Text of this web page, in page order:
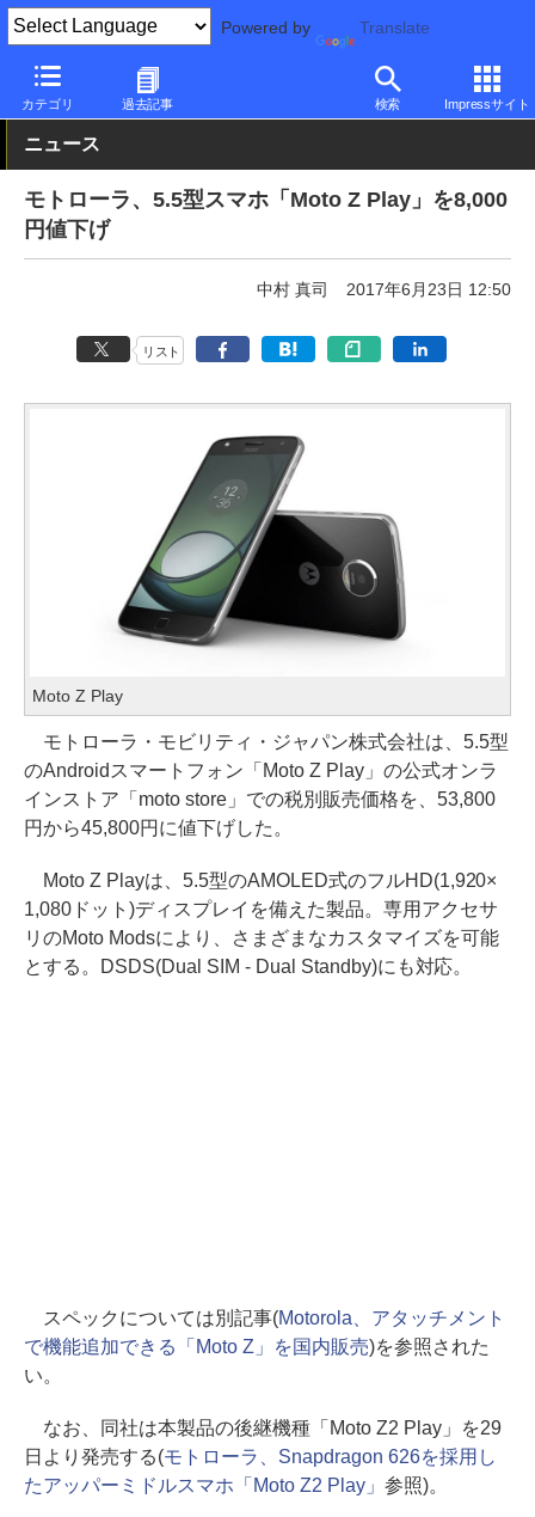
Powered by Translate
カテゴリ 過去記事 検索 Impressサイト
PC Watch パソコン/タブレット/スマートフォン スマートフォン
ニュース
モトローラ、5.5型スマホ「Moto Z Play」を8,000
円値下げ
中村 真司 2017年6月23日 12:50
リスト
Moto Z Play
モトローラ・モビリティ・ジャパン株式会社は、5.5型
のAndroidスマートフォン「Moto Z Play」の公式オンラ
インストア「moto store」での税別販売価格を、53,800
円から45,800円に値下げした。
Moto Z Playは、5.5型のAMOLED式のフルHD(1,920×
1,080ドット)ディスプレイを備えた製品。専用アクセサ
リのMoto Modsにより、さまざまなカスタマイズを可能
とする。DSDS(Dual SIM - Dual Standby)にも対応。
スペックについては別記事(Motorola、アタッチメント
で機能追加できる「Moto Z」を国内販売)を参照された
い。
なお、同社は本製品の後継機種「Moto Z2 Play」を29
日より発売する(モトローラ、Snapdragon 626を採用し
たアッパーミドルスマホ「Moto Z2 Play」 参照)。